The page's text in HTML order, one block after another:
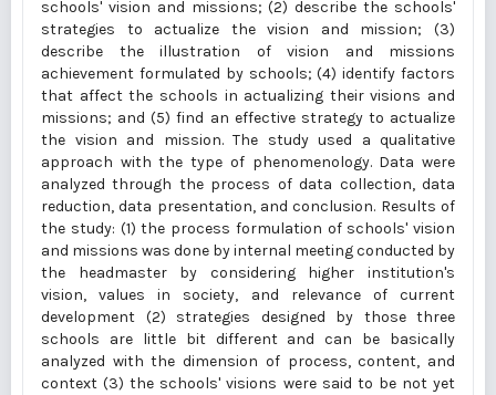
schools' vision and missions; (2) describe the schools'
strategies to actualize the vision and mission; (3)
describe the illustration of vision and missions
achievement formulated by schools; (4) identify factors
that affect the schools in actualizing their visions and
missions; and (5) find an effective strategy to actualize
the vision and mission. The study used a qualitative
approach with the type of phenomenology. Data were
analyzed through the process of data collection, data
reduction, data presentation, and conclusion. Results of
the study: (1) the process formulation of schools' vision
and missions was done by internal meeting conducted by
the headmaster by considering higher institution's
vision, values in society, and relevance of current
development (2) strategies designed by those three
schools are little bit different and can be basically
analyzed with the dimension of process, content, and
context (3) the schools' visions were said to be not yet